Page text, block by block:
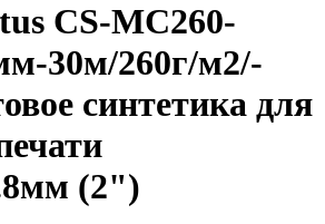
CS-MC260-
30м/­260г/­м2/­
синтетика для
(2")